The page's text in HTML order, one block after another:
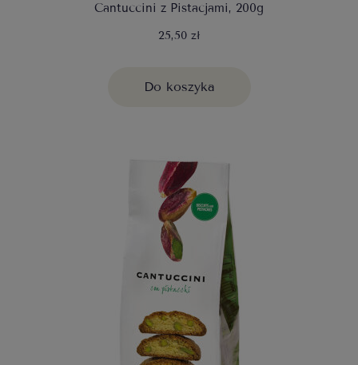
Cantuccini z Pistacjami, 200g
25,50 zł
Do koszyka